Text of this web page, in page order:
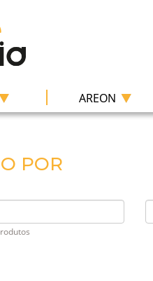
| AREON
POR